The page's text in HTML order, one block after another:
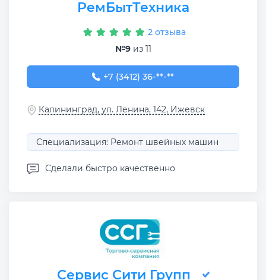
РемБытТехника
2 отзыва
№9из 11
+7 (3412) 36-04-22
+7 (3412) 36-**-**
Калининград, ул. Ленина, 142, Ижевск
Специализация: Ремонт швейных машин
Сделали быстро качественно
Сервис Сити Групп